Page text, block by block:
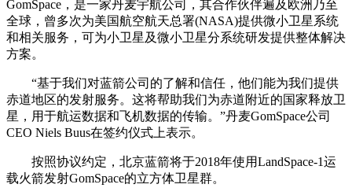
GomSpace，是一家丹麦宇航公司，其合作伙伴遍及欧洲乃至
全球，曾多次为美国航空航天总署(NASA)提供微小卫星系统
和相关服务，可为小卫星及微小卫星分系统研发提供整体解决
方案。
“基于我们对蓝箭公司的了解和信任，他们能为我们提供
赤道地区的发射服务。这将帮助我们为赤道附近的国家释放卫
星，用于航运数据和飞机数据的传输。”丹麦GomSpace公司
CEO Niels Buus在签约仪式上表示。
按照协议约定，北京蓝箭将于2018年使用LandSpace-1运
载火箭发射GomSpace的立方体卫星群。